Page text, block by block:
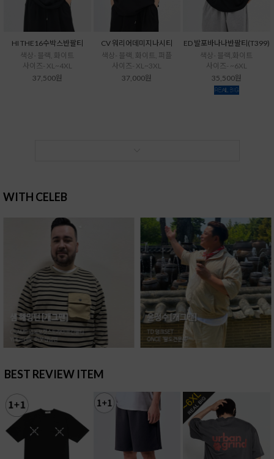
HI THE16수박스반팔티
색상- 블랙, 화이트
사이즈- XL~4XL
37,500원
CV 워리어데미지나시티
색상- 블랙, 화이트, 퍼플
사이즈- XL~3XL
37,000원
ED 발포바나나반팔티(T399)
색상- 블랙,화이트
사이즈- ~6XL
35,500원
WITH CELEB
BEST REVIEW ITEM